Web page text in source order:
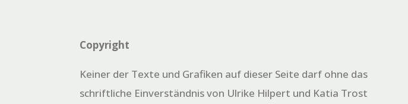
Copyright
Keiner der Texte und Grafiken auf dieser Seite darf ohne das
schriftliche Einverständnis von Ulrike Hilpert und Katia Trost